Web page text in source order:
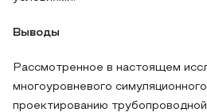
Выводы
Рассмотренное в настоящем
многоуровневого
проектированию